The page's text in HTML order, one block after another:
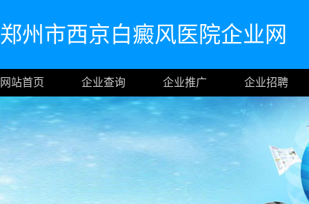
郑州市西京白癜风医院企业网
网站首页 企业查询 企业推广 企业招聘